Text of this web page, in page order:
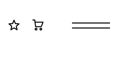
ログイン お気に入り